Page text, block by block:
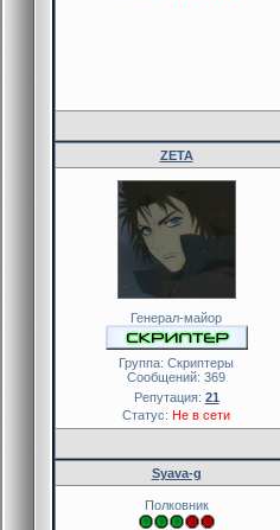
ZETA
Генерал-майор
Группа: Скриптеры
Сообщений: 369
Репутация: 21
Статус: Не в сети
Syava-g
Полковник